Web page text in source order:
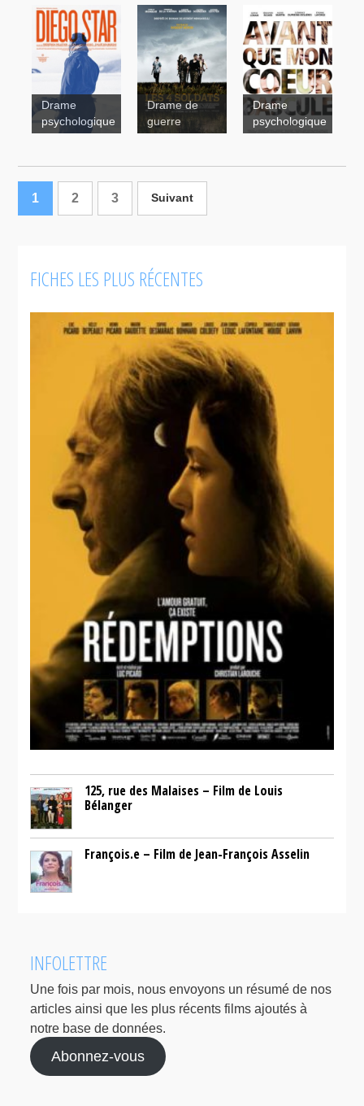
The
Forbidden
Room
Autrui
Uvanga
Diego Star
Drame
psychologique
Drame de
guerre
Drame
psychologique
1 2 3 Suivant
FICHES LES PLUS RÉCENTES
125, rue des Malaises – Film de Louis
Bélanger
François.e – Film de Jean-François Asselin
INFOLETTRE
Une fois par mois, nous envoyons un résumé de nos
articles ainsi que les plus récents films ajoutés à
notre base de données.
Abonnez-vous